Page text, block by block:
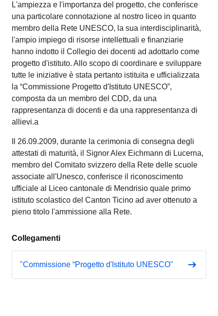
L'ampiezza e l'importanza del progetto, che conferisce
una particolare connotazione al nostro liceo in quanto
membro della Rete UNESCO, la sua interdisciplinarità,
l'ampio impiego di risorse intellettuali e finanziarie
hanno indotto il Collegio dei docenti ad adottarlo come
progetto d'istituto. Allo scopo di coordinare e sviluppare
tutte le iniziative è stata pertanto istituita e ufficializzata
la “Commissione Progetto d'Istituto UNESCO”,
composta da un membro del CDD, da una
rappresentanza di docenti e da una rappresentanza di
allievi.a
Il 26.09.2009, durante la cerimonia di consegna degli
attestati di maturità, il Signor Alex Eichmann di Lucerna,
membro del Comitato svizzero della Rete delle scuole
associate all'Unesco, conferisce il riconoscimento
ufficiale al Liceo cantonale di Mendrisio quale primo
istituto scolastico del Canton Ticino ad aver ottenuto a
pieno titolo l'ammissione alla Rete.
Collegamenti
"Commissione “Progetto d'Istituto UNESCO"